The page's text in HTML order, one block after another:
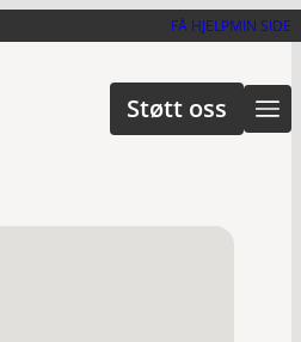
FÅ HJELPMIN SIDE
Støtt oss